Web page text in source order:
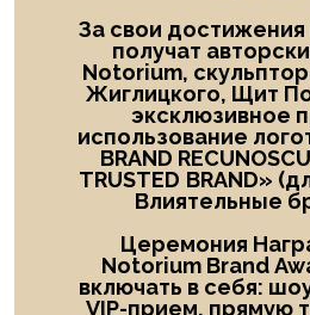
За свои
получат
Notorium,
Жиглицкого, Щит
эксклюзивное
использование
BRAND
TRUSTED BRAND»
Влиятельные
Церемония
Notorium Brand
включать в себя:
VIP-прием, прямую